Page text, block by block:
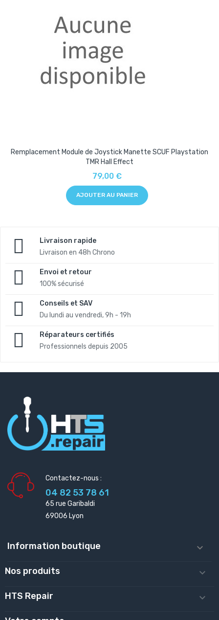
Remplacement Module de Joystick Manette SCUF Playstation
TMR Hall Effect
79,00 €
AJOUTER AU PANIER
Livraison rapide
Livraison en 48h Chrono
Envoi et retour
100% sécurisé
Conseils et SAV
Du lundi au vendredi, 9h - 19h
Réparateurs certifiés
Professionnels depuis 2005
Contactez-nous :
04 82 53 78 61
65 rue Garibaldi
69006 Lyon
Information boutique 
Nos produits 
HTS Repair 